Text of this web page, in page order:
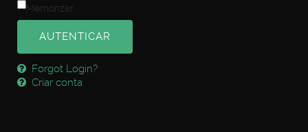
Memorizar
AUTENTICAR
Forgot Login?
Criar conta